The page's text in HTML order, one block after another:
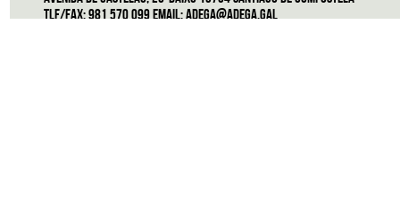
Tlf/Fax: 981 570 099 Email:adega@adega.gal